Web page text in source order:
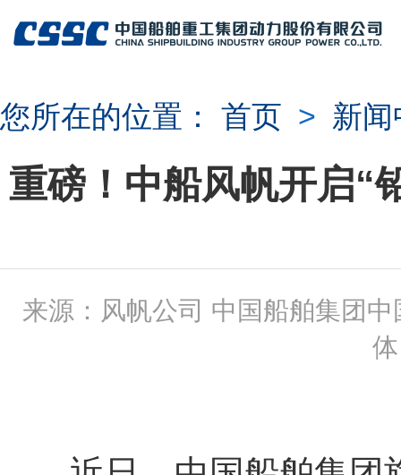
您所在的位置： 首页 > 新
重磅！中船风帆开启
来源：风帆公司 中国船